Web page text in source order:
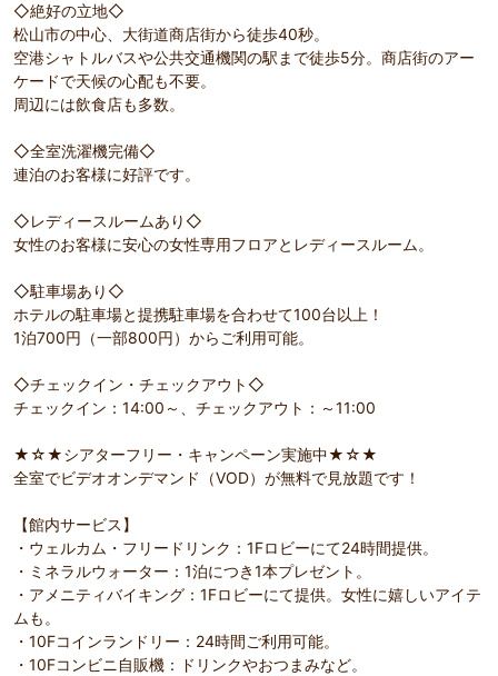
◇絶好の立地◇
松山市の中心、大街道商店街から徒歩40秒。
空港シャトルバスや公共交通機関の駅まで徒歩5分。商店街のアー
ケードで天候の心配も不要。
周辺には飲食店も多数。
◇全室洗濯機完備◇
連泊のお客様に好評です。
◇レディースルームあり◇
女性のお客様に安心の女性専用フロアとレディースルーム。
◇駐車場あり◇
ホテルの駐車場と提携駐車場を合わせて100台以上！
1泊700円（一部800円）からご利用可能。
◇チェックイン・チェックアウト◇
チェックイン：14:00～、チェックアウト：～11:00
★☆★シアターフリー・キャンペーン実施中★☆★
全室でビデオオンデマンド（VOD）が無料で見放題です！
【館内サービス】
・ウェルカム・フリードリンク：1Fロビーにて24時間提供。
・ミネラルウォーター：1泊につき1本プレゼント。
・アメニティバイキング：1Fロビーにて提供。女性に嬉しいアイテ
ムも。
・10Fコインランドリー：24時間ご利用可能。
・10Fコンビニ自販機：ドリンクやおつまみなど。